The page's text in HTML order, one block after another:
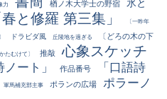
力 楢ノ木大学士の野宿
氷と
春と修羅 第三集」 〔一昨年
ドラビダ風 丘陵地を過ぎる
〔どろの木の下
たむけて〕 推敲 心象スケッチ
ノート」 作品番号
「口語詩
軍馬補充部主事 ポランの広場
ポラーノ